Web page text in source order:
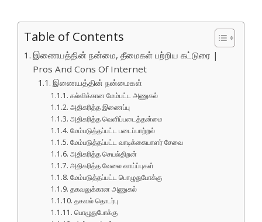
Table of Contents
இணையத்தின் நன்மை, தீமைகள் பற்றிய கட்டுரை |
Pros And Cons Of Internet
இணையத்தின் நன்மைகள்
கல்விக்கான மேம்பட்ட அணுகல்
அதிகரித்த இணைப்பு
அதிகரித்த வெளிப்படைத்தன்மை
மேம்படுத்தப்பட்ட படைப்பாற்றல்
மேம்படுத்தப்பட்ட வாடிக்கையாளர் சேவை
அதிகரித்த செயல்திறன்
அதிகரித்த வேலை வாய்ப்புகள்
மேம்படுத்தப்பட்ட பொழுதுபோக்கு
தகவலுக்கான அணுகல்
தகவல் தொடர்பு
பொழுதுபோக்கு